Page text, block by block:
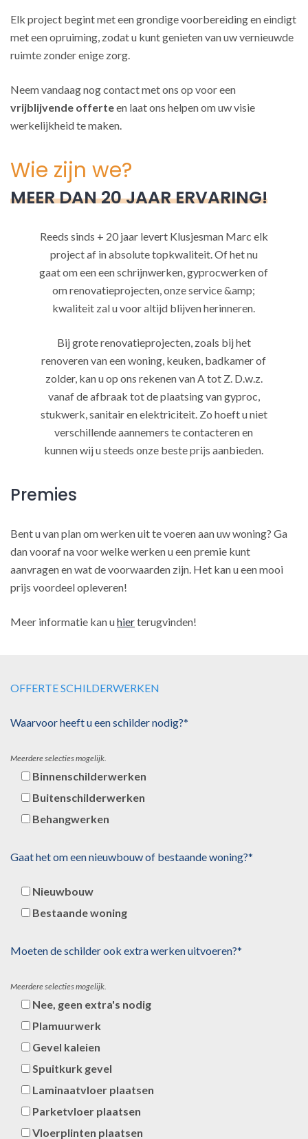
Elk project begint met een grondige voorbereiding en eindigt
met een opruiming, zodat u kunt genieten van uw vernieuwde
ruimte zonder enige zorg.
Neem vandaag nog contact met ons op voor een
vrijblijvende offerteen laat ons helpen om uw visie
werkelijkheid te maken.
Wie zijn we?
MEER DAN 20 JAAR ERVARING!
Reeds sinds + 20 jaar levert Klusjesman Marc elk
project af in absolute topkwaliteit. Of het nu
gaat om een een schrijnwerken, gyprocwerken of
om renovatieprojecten, onze service &amp;
kwaliteit zal u voor altijd blijven herinneren.
Bij grote renovatieprojecten, zoals bij het
renoveren van een woning, keuken, badkamer of
zolder, kan u op ons rekenen van A tot Z. D.w.z.
vanaf de afbraak tot de plaatsing van gyproc,
stukwerk, sanitair en elektriciteit. Zo hoeft u niet
verschillende aannemers te contacteren en
kunnen wij u steeds onze beste prijs aanbieden.
Premies
Bent u van plan om werken uit te voeren aan uw woning? Ga
dan vooraf na voor welke werken u een premie kunt
aanvragen en wat de voorwaarden zijn. Het kan u een mooi
prijs voordeel opleveren!
Meer informatie kan uhierterugvinden!
OFFERTE SCHILDERWERKEN
Waarvoor heeft u een schilder nodig?*
Meerdere selecties mogelijk.
Binnenschilderwerken
Buitenschilderwerken
Behangwerken
Gaat het om een nieuwbouw of bestaande woning?*
Nieuwbouw
Bestaande woning
Moeten de schilder ook extra werken uitvoeren?*
Meerdere selecties mogelijk.
Nee, geen extra's nodig
Plamuurwerk
Gevel kaleien
Spuitkurk gevel
Laminaatvloer plaatsen
Parketvloer plaatsen
Vloerplinten plaatsen